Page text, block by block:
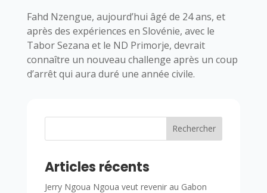
Fahd Nzengue, aujourd’hui âgé de 24 ans, et
après des expériences en Slovénie, avec le
Tabor Sezana et le ND Primorje, devrait
connaître un nouveau challenge après un coup
d’arrêt qui aura duré une année civile.
Rechercher
Articles récents
Jerry Ngoua Ngoua veut revenir au Gabon